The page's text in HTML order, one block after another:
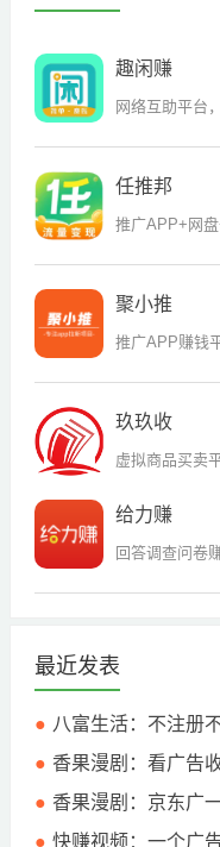
趣闲赚
任推邦
聚小推
玖玖收
给力赚
最近发表
八富生活：不注册不下载每天10个
香果漫剧：看广告收益超高
香果漫剧：京东广一个2
快赚视频：一个广告0.2左右每天